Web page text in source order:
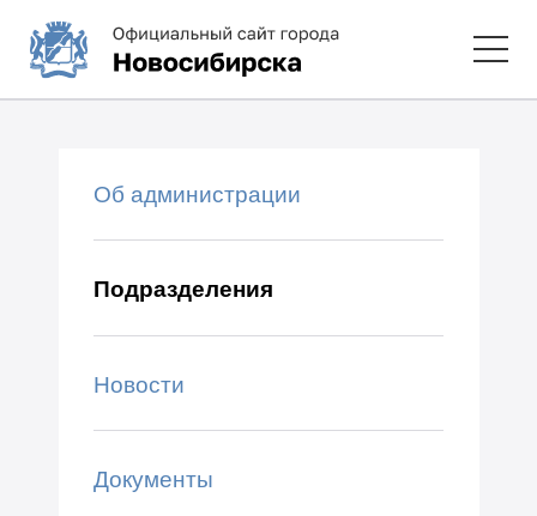
Об администрации
Подразделения
Новости
Документы